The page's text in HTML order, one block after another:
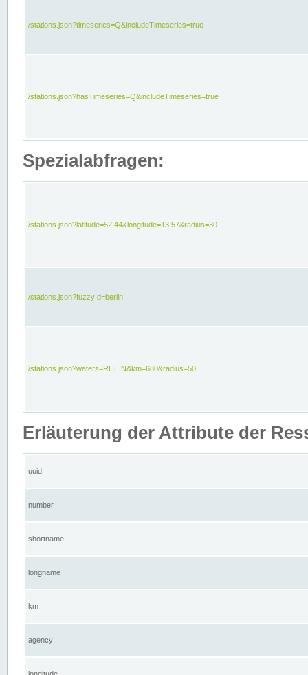
/stations.json?timeseries=Q&includeTimeseries=true
/stations.json?hasTimeseries=Q&includeTimeseries=true
Spezialabfragen:
/stations.json?latitude=52.44&longitude=13.57&radius=30
/stations.json?fuzzyId=berlin
/stations.json?waters=RHEIN&km=680&radius=50
Erläuterung der Attribute der
uuid
number
shortname
longname
km
agency